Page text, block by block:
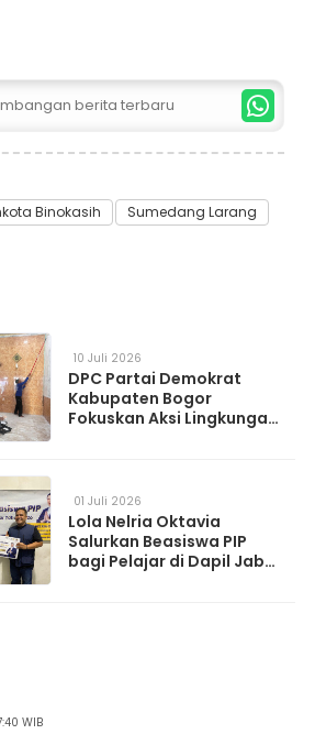
berita terbaru
Binokasih
Sumedang Larang
10 Juli 2026
DPC Partai Demokrat
Kabupaten Bogor
Fokuskan Aksi Lingkungan
01 Juli 2026
Lola Nelria Oktavia
Salurkan Beasiswa PIP
bagi Pelajar di Dapil Jabar
WIB